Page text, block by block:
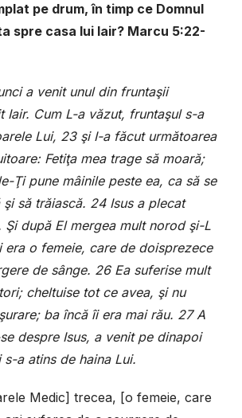
pe drum, în timp ce Domnul
spre casa lui Iair? Marcu 5:22-
a venit unul din fruntaşii
Iair. Cum L-a văzut, fruntaşul s-a
Lui, 23 şi I-a făcut următoarea
Fetiţa mea trage să moară;
Ţi pune mâinile peste ea, ca să se
şi să trăiască. 24 Isus a plecat
Şi după El mergea mult norod şi-L
era o femeie, care de doisprezece
de sânge. 26 Ea suferise mult
cheltuise tot ce avea, şi nu
ba încă îi era mai rău. 27 A
despre Isus, a venit pe dinapoi
a atins de haina Lui.
Medic] trecea, [o femeie, care